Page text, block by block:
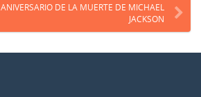
ANIVERSARIO DE LA MUERTE DE MICHAEL
JACKSON